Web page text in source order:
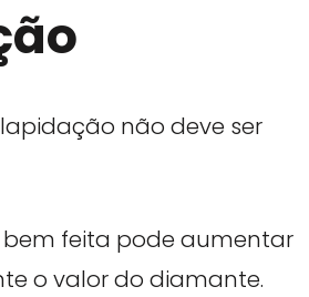
não deve ser
feita pode aumentar
o valor do diamante.